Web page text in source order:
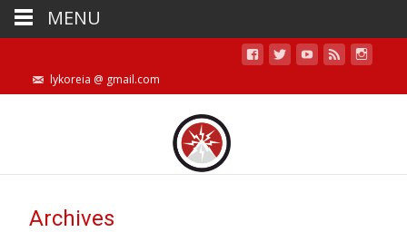
lykoreia @ gmail.com
Archives
MENU